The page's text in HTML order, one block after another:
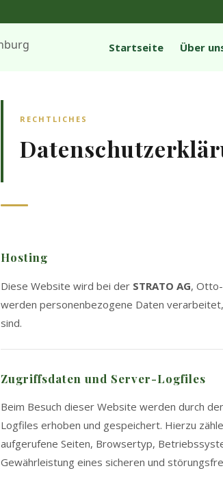
Startseite Über
RECHTLICHES
Hosting
Diese Website wird bei der STRATO AG,
werden personenbezogene Daten
sind.
Zugriffsdaten und Server-Logfiles
Beim Besuch dieser Website werden durch
Logfiles erhoben und gespeichert. Hierzu
aufgerufene Seiten, Browsertyp,
Gewährleistung eines sicheren und